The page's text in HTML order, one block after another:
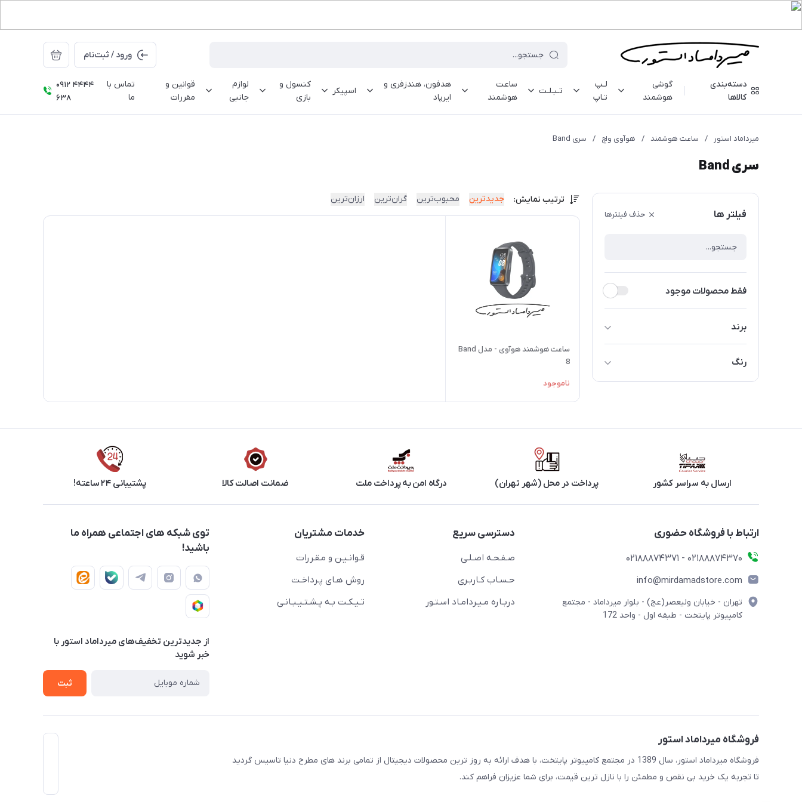
ورود / ثبت‌نام
دسته‌بندی
کالاها
گوشی
هوشمند
لـپ
تـاپ
تـبـلـت
ساعت
هوشمند
هدفون، هندزفری و
ایرپاد
اسپیکر
کنسول و
بازی
لوازم
جانبی
قوانین و
مقررات
تماس با
ما
0912 4444
638
میرداماد استور / ساعت هوشمند / هوآوی واچ / سری Band
سری Band
فیلتر ها حذف فیلترها
فقط محصولات موجود
برند
رنگ
قرمز
ترتیب نمایش: جدیدترین محبوب‌ترین گران‌ترین ارزان‌ترین
ساعت هوشمند هوآوی - مدل Band
8
ناموجود
ارسال به سراسر کشور پرداخت در محل (شهر تهران) درگاه امن به پرداخت ملت ضمانت اصالت کالا پشتیبانی ۲۴ ساعته!
ارتباط با فروشگاه حضوری
02188874370 - 02188874371
info@mirdamadstore.com
تهران - خیابان ولیعصر(عج) - بلوار میرداماد - مجتمع
کامپیوتر پایتخت - طبقه اول - واحد 172
دسترسی سریع
صـفـحـه اصـلـی
حـسـاب کـاربـری
دربـاره مـیـردامـاد اسـتـور
خدمات مشتریان
قـوانـیـن و مـقـررات
روش هـای پـرداخـت
تـیـکـت بـه پـشـتـیـبـانـی
توی شبکه های اجتماعی همراه ما
باشید!
از جدید‌ترین تخفیف‌های میرداماد استور با‌
خبر شوید
ثبت
فروشگاه میرداماد استور
فروشگاه میرداماد استور، سال 1389 در مجتمع کامپیوتر پایتخت، با هدف ارائه به روز ترین محصولات دیجیتال از تمامی برند های مطرح دنیا تاسیس گردید
تا تجربه یک خرید بی نقص و مطمئن را با نازل ترین قیمت، برای شما عزیزان فراهم کند.